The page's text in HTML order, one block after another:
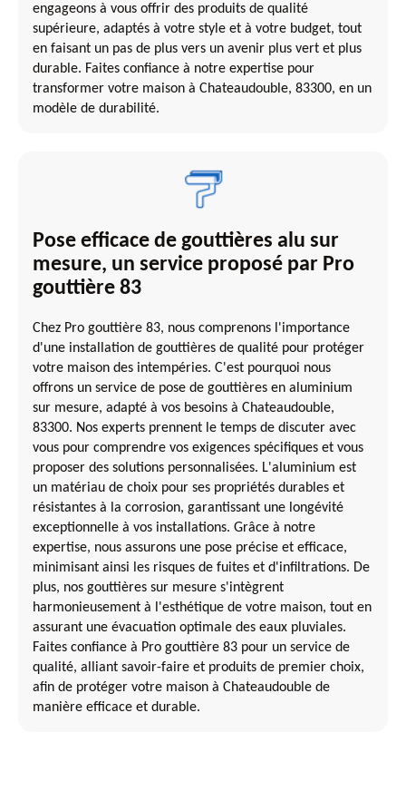
engageons à vous offrir des produits de qualité
supérieure, adaptés à votre style et à votre budget, tout
en faisant un pas de plus vers un avenir plus vert et plus
durable. Faites confiance à notre expertise pour
transformer votre maison à Chateaudouble, 83300, en un
modèle de durabilité.
Pose efficace de gouttières alu sur
mesure, un service proposé par Pro
gouttière 83
Chez Pro gouttière 83, nous comprenons l'importance
d'une installation de gouttières de qualité pour protéger
votre maison des intempéries. C'est pourquoi nous
offrons un service de pose de gouttières en aluminium
sur mesure, adapté à vos besoins à Chateaudouble,
83300. Nos experts prennent le temps de discuter avec
vous pour comprendre vos exigences spécifiques et vous
proposer des solutions personnalisées. L'aluminium est
un matériau de choix pour ses propriétés durables et
résistantes à la corrosion, garantissant une longévité
exceptionnelle à vos installations. Grâce à notre
expertise, nous assurons une pose précise et efficace,
minimisant ainsi les risques de fuites et d'infiltrations. De
plus, nos gouttières sur mesure s'intègrent
harmonieusement à l'esthétique de votre maison, tout en
assurant une évacuation optimale des eaux pluviales.
Faites confiance à Pro gouttière 83 pour un service de
qualité, alliant savoir-faire et produits de premier choix,
afin de protéger votre maison à Chateaudouble de
manière efficace et durable.